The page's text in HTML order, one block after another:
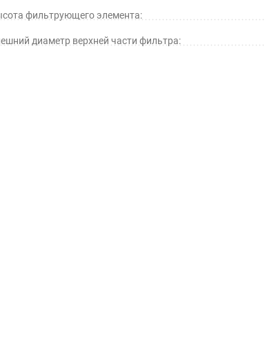
фильтрующего элемента:
диаметр верхней части фильтра: